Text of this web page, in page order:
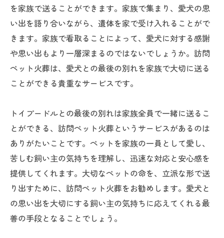
を家族で送ることができます。家族で集まり、愛犬の思
い出を語り合いながら、遺体を家で受け入れることがで
きます。家族で看取ることによって、愛犬に対する感謝
や思い出もより一層深まるのではないでしょうか。訪問
ペット火葬は、愛犬との最後の別れを家族で大切に送る
ことができる貴重なサービスです。
トイプードルとの最後の別れは家族全員で一緒に送るこ
とができる、訪問ペット火葬というサービスがあるのは
ありがたいことです。ペットを家族の一員として愛し、
苦しむ飼い主の気持ちを理解し、迅速な対応と安心感を
提供してくれます。大切なペットの命を、立派な形で送
り出すために、訪問ペット火葬をお勧めします。愛犬と
の思い出を大切にする飼い主の気持ちに応えてくれる最
善の手段となることでしょう。